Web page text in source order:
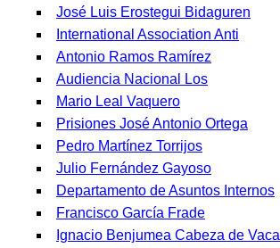
José Luis Erostegui Bidaguren
International Association Anti
Antonio Ramos Ramírez
Audiencia Nacional Los
Mario Leal Vaquero
Prisiones José Antonio Ortega
Pedro Martínez Torrijos
Julio Fernández Gayoso
Departamento de Asuntos Internos
Francisco García Frade
Ignacio Benjumea Cabeza de Vaca